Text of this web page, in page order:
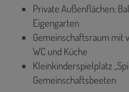
Private Außenflächen:
Eigengarten
Gemeinschaftsraum mit
WC und Küche
Kleinkinderspielplatz
Gemeinschaftsbeeten